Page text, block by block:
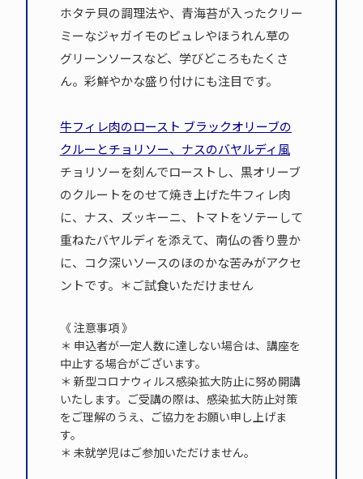
ホタテ貝の調理法や、青海苔が入ったクリー
ミーなジャガイモのピュレやほうれん草の
グリーンソースなど、学びどころもたくさ
ん。彩鮮やかな盛り付けにも注目です。
牛フィレ肉のロースト ブラックオリーブの
クルーとチョリソー、ナスのバヤルディ風
チョリソーを刻んでローストし、黒オリーブ
のクルートをのせて焼き上げた牛フィレ肉
に、ナス、ズッキーニ、トマトをソテーして
重ねたバヤルディを添えて、南仏の香り豊か
に、コク深いソースのほのかな苦みがアクセ
ントです。＊ご試食いただけません
《 注意事項 》
＊ 申込者が一定人数に達しない場合は、講座を
中止する場合がございます。
＊ 新型コロナウィルス感染拡大防止に努め開講
いたします。ご受講の際は、感染拡大防止対策
をご理解のうえ、ご協力をお願い申し上げま
す。
＊ 未就学児はご参加いただけません。